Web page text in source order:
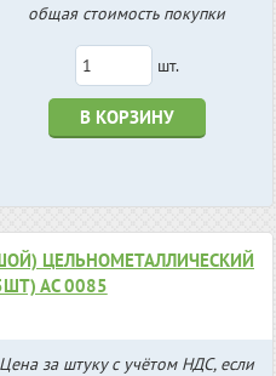
общая стоимость покупки
шт.
В КОРЗИНУ
ЦЕЛЬНОМЕТАЛЛИЧЕСКИЙ
АС 0085
Цена за штуку с учётом НДС, если